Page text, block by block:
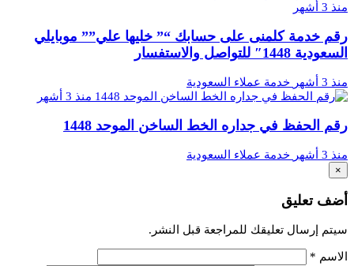
منذ 3 أشهر
رقم خدمة كلمنى على حسابك “” خليها علي”” موبايلي
السعودية 1448″ للتواصل والاستفسار
منذ 3 أشهر
خدمة عملاء السعودية
منذ 3 أشهر
رقم الحفظ في جداره الخط الساخن الموحد 1448
منذ 3 أشهر خدمة عملاء السعودية
×
أضف تعليق
سيتم إرسال تعليقك للمراجعة قبل النشر.
الاسم *